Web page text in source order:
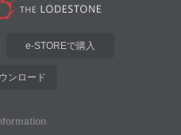
e-STOREで購入
ンロード